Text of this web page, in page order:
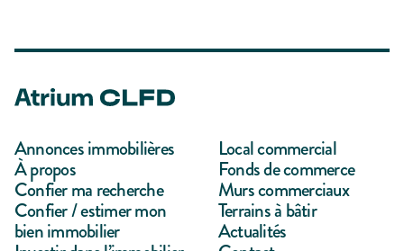
Annonces immobilières
À propos
Confier ma recherche
Confier / estimer mon
bien immobilier
Local commercial
Fonds de commerce
Murs commerciaux
Terrains à bâtir
Actualités